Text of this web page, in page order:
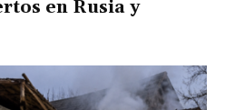
en Rusia y